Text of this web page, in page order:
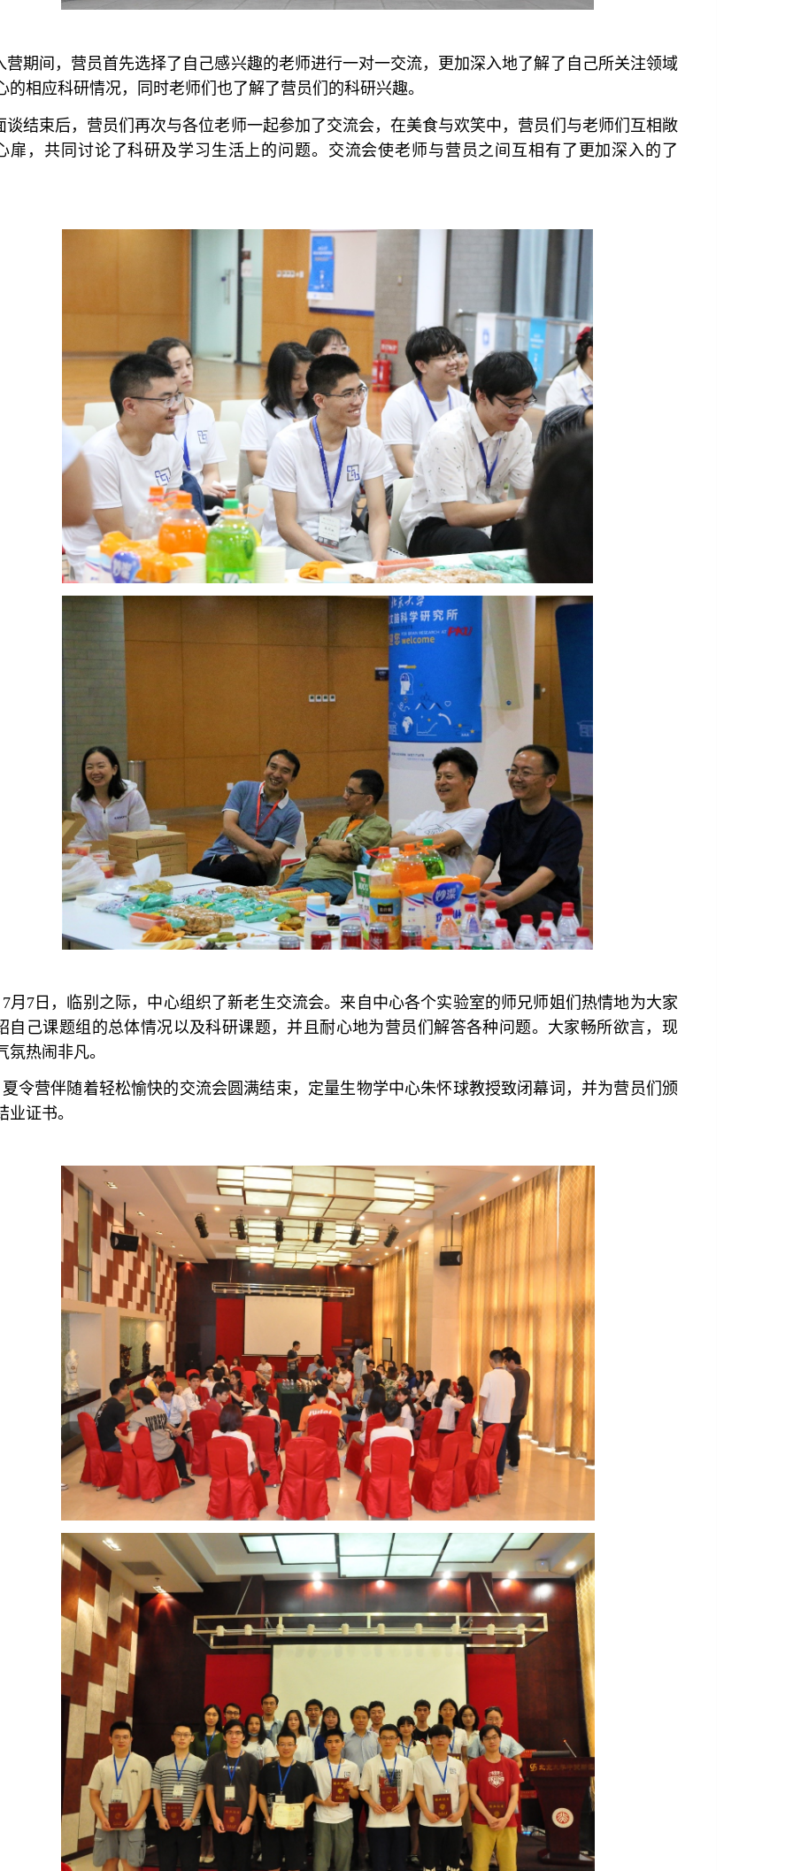
期间，营员首先选择了自己感兴趣的老师进行一对一交流，更加深入地了解了自己所关注领域
的相应科研情况，同时老师们也了解了营员们的科研兴趣。
结束后，营员们再次与各位老师一起参加了交流会，在美食与欢笑中，营员们与老师们互相敞
扉，共同讨论了科研及学习生活上的问题。交流会使老师与营员之间互相有了更加深入的了
7月7日，临别之际，中心组织了新老生交流会。来自中心各个实验室的师兄师姐们热情地为大家
自己课题组的总体情况以及科研课题，并且耐心地为营员们解答各种问题。大家畅所欲言，现
氛热闹非凡。
夏令营伴随着轻松愉快的交流会圆满结束，定量生物学中心朱怀球教授致闭幕词，并为营员们颁
业证书。